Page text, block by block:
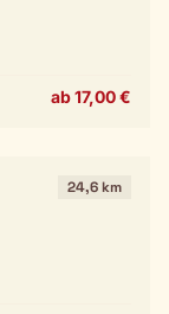
ab 17,00 €
24,6 km